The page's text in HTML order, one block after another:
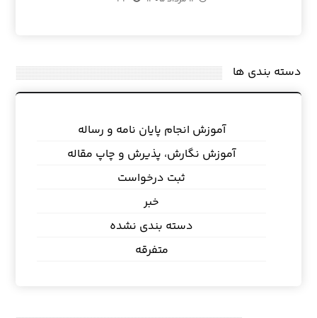
دسته بندی ها
آموزش انجام پایان نامه و رساله
آموزش نگارش، پذیرش و چاپ مقاله
ثبت درخواست
خبر
دسته بندی نشده
متفرقه